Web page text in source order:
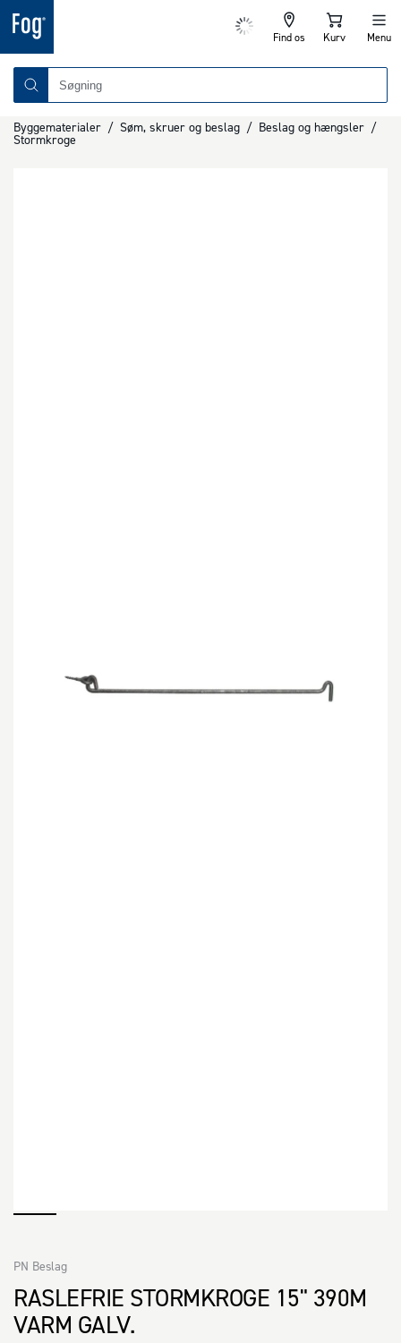
Find os Kurv Menu
Byggematerialer / Søm, skruer og beslag / Beslag og hængsler /
Stormkroge
RASLEFRIE STORMKROGE 15" 390M
VARM GALV.
PN Beslag